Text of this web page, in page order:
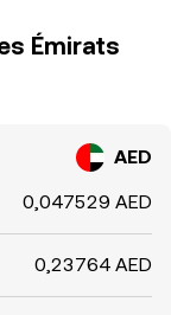
Émirats
AED
0,047529 AED
0,23764 AED